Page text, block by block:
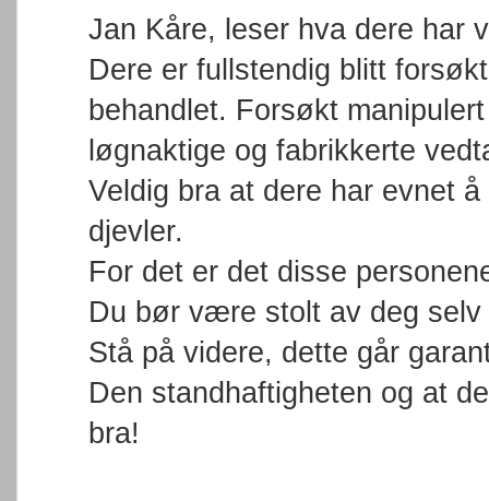
Jan Kåre, leser hva dere har
Dere er fullstendig blitt
behandlet. Forsøkt
løgnaktige og fabrikkerte
Veldig bra at dere har evnet
djevler.
For det er det disse
Du bør være stolt av deg selv
Stå på videre, dette går
Den standhaftigheten og at
bra!